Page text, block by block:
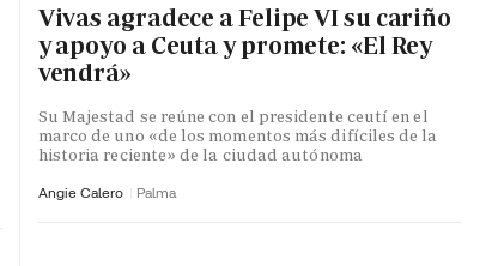
Vivas agradece a Felipe VI su cariño
y apoyo a Ceuta y promete: «El Rey
vendrá»
Su Majestad se reúne con el presidente ceutí en el
marco de uno «de los momentos más difíciles de la
historia reciente» de la ciudad autónoma
Angie Calero Palma